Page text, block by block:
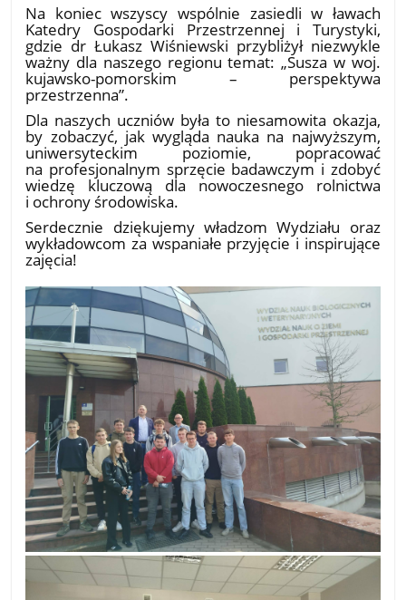
​Na koniec wszyscy wspólnie zasiedli w ławach
Katedry Gospodarki Przestrzennej i Turystyki,
gdzie dr Łukasz Wiśniewski przybliżył niezwykle
ważny dla naszego regionu temat: „Susza w woj.
kujawsko-pomorskim – perspektywa
przestrzenna”.
​Dla naszych uczniów była to niesamowita okazja,
by zobaczyć, jak wygląda nauka na najwyższym,
uniwersyteckim poziomie, popracować
na profesjonalnym sprzęcie badawczym i zdobyć
wiedzę kluczową dla nowoczesnego rolnictwa
i ochrony środowiska.
​Serdecznie dziękujemy władzom Wydziału oraz
wykładowcom za wspaniałe przyjęcie i inspirujące
zajęcia!